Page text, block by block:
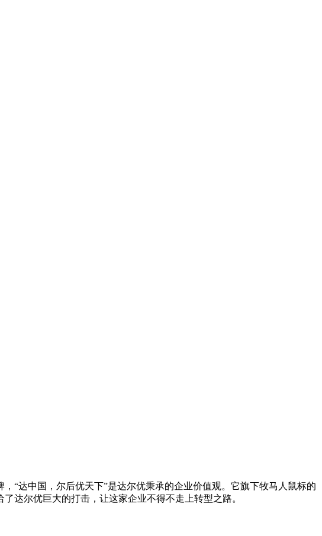
“达中国，尔后优天下”是达尔优秉承的企业价值观。它旗下牧马人鼠标的
了达尔优巨大的打击，让这家企业不得不走上转型之路。